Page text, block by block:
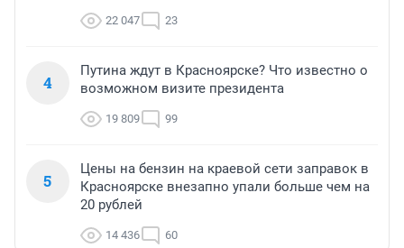
22 047 23
4
Путина ждут в Красноярске? Что известно о
возможном визите президента
19 809 99
5
Цены на бензин на краевой сети заправок в
Красноярске внезапно упали больше чем на
20 рублей
14 436 60